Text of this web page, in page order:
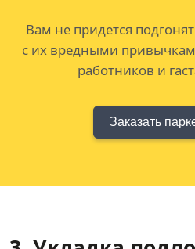
Вам не придется
с их вредными
работников и
Заказать